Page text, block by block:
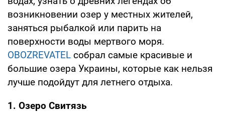
возникновении озер у местных жителей,
заняться рыбалкой или парить на
поверхности воды мертвого моря.
OBOZREVATEL собрал самые красивые и
большие озера Украины, которые как нельзя
лучше подойдут для летнего отдыха.
1. Озеро Свитязь